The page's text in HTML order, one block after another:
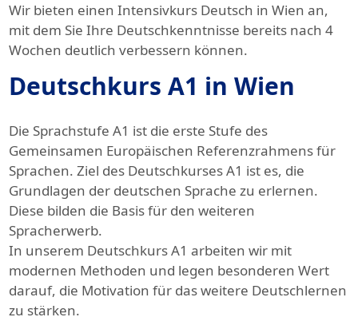
Wir bieten einen Intensivkurs Deutsch in Wien an,
mit dem Sie Ihre Deutschkenntnisse bereits nach 4
Wochen deutlich verbessern können.
Deutschkurs A1 in Wien
Die Sprachstufe A1 ist die erste Stufe des
Gemeinsamen Europäischen Referenzrahmens für
Sprachen. Ziel des Deutschkurses A1 ist es, die
Grundlagen der deutschen Sprache zu erlernen.
Diese bilden die Basis für den weiteren
Spracherwerb.
In unserem Deutschkurs A1 arbeiten wir mit
modernen Methoden und legen besonderen Wert
darauf, die Motivation für das weitere Deutschlernen
zu stärken.